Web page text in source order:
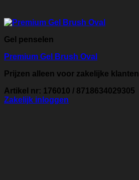
Gel penselen
Premium Gel Brush Oval
Prijzen alleen voor zakelijke klanten
Artikel nr: 176010 / 8718634029305
Zakelijk inloggen